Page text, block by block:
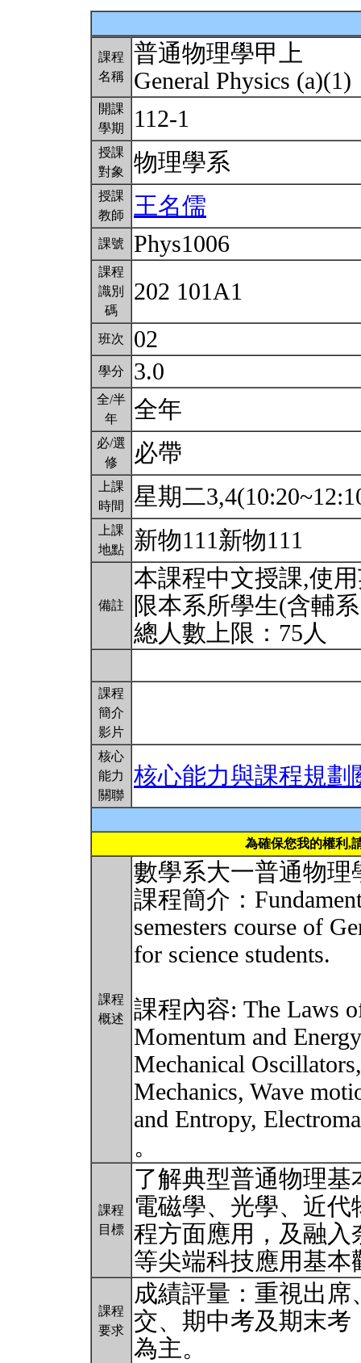
課程
名稱
普通物理學甲上
General Physics (a)(1)
開課
學期
112-1
授課
對象
物理學系
授課
教師
王名儒
課號 Phys1006
課程
識別
碼
202 101A1
班次 02
學分 3.0
全/半
年
全年
必/選
修
必帶
上課
時間
星期二
上課
地點
新物111新物111
備註
本課程中文授課,使
限本系所學生(含輔
總人數上限：75人
課程
簡介
影片
核心
能力
關聯
核心能力與課程規劃
為確保您我的權利,
課程
概述
數學系大一普通物理
課程簡介：
semesters course of
for science students.
課程內容: The Laws
Momentum and
Mechanical
Mechanics, Wave
and Entropy,
。
課程
目標
了解典型普通物理
電磁學、光學、近
程方面應用，及融
等尖端科技應用基
課程
要求
成績評量：重視出
交、期中考及期末
為主。